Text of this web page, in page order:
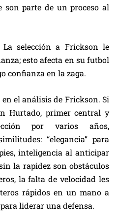
son parte de un proceso al
selección a Frickson le
esto afecta en su futbol
confianza en la zaga.
el análisis de Frickson. Si
Hurtado, primer central y
por varios años,
“elegancia” para
inteligencia al anticipar
la rapidez son obstáculos
la falta de velocidad les
rápidos en un mano a
liderar una defensa.